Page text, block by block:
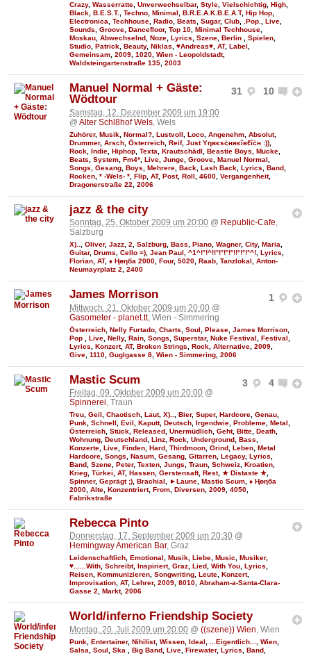
Crazy, Wasserratte, Unverwechselbar, Style, Vielschichtig, High,
Black, B.E.S.T., Techno, Minimal , B.R.E.A.K.B.E.A.T, Hip Hop,
Electronica, Techhouse, Radio, Beats, Sugar, Club, .Pop., Live,
Sounds, Groove, Dancefloor, Top 10, Minimal Techhouse,
Moskau, Abwechselnd, Noze, Lyrics, Szene, Berlin , Spielen,
Studio, Patrick, Beauty, Niklas, ♥Andreas♥, AT, Label ,
Gemeinsam, 2009, 1020, Wien - Leopoldstadt,
Waldsteingartenstraße 135, 2003
31 10
Manuel Normal + Gäste:
Wödtour
Samstag, 12. Dezember 2009 um 19:00
@ Alter Schl8hof Wels , Wels
Zuhörer, Musik Normal? Lustvoll Loco Angenehm Absolut,
Drummer, Arsch Österreich Reif, Just Υηвєѕċняєîвℓîċн :))
Rock Indie Hiphop Texta Krautschädl Beastie Boys Mucke
Beats
System Fm4* Live Junge Groove Manuel Normal
Songs
Gesang Boys Mehrere Back Lash Back Lyrics Band
Rocken * -Wels- * Flip AT, Post, Roll 4600 Vergangenheit,
Dragonerstraße 22
2006
jazz & the city
Sonntag, 25. Oktober 2009 um 20:00 @ Republic-Cafe,
Salzburg
X).. Oliver, Jazz 2 Salzburg Bass Piano Wagner, City, Maria
Guitar, Drums Cello =) Jean Paul ^1^!°!^!!°!°!°!°!!°!°!°^! Lyrics
Florian AT, ♦ Ңөηба 2000 Four, 5020 Raab Tanzlokal
Anton-
Neumayrplatz 2
2400
1
James Morrison
Mittwoch, 21. Oktober 2009 um 20:00 @
Gasometer - planet.tt, Wien - Simmering
Österreich Nelly Furtado Charts Soul Please James Morrison
Pop
Live Nelly, Rain Songs Superstar, Nuke Festival Festival
Lyrics
Konzert, AT, Broken Strings Rock Alternative 2009
Give 1110 Guglgasse 8 Wien - Simmering 2006
3 4
Mastic Scum
Freitag, 09. Oktober 2009 um 20:00 @
Spinnerei, Traun
Treu Geil Chaotisch Laut, X).. Bier, Super, Hardcore Genau
Punk Schnell Evil Kaputt, Deutsch Irgendwie Probleme Metal
Österreich Stück Released Unermüdlich Geht, Bitte Death
Wohnung Deutschland Linz Rock Underground Bass
Konzerte Live Finden Hard Thirdmoon Grind Leben Metal
Hardcore Songs Nasum Gesang Gitarren Legacy, Lyrics
Band Szene Peter, Texten Jungs Traun Schweiz Kroatien
Krieg Türkei AT, Hassen Gerstensaft, Rest, ★ Distaste ★
Spinner, Geprägt ;) Brachial ►Laune Mastic Scum ♦ Ңөηба
2000 Alte Konzentriert, From Diversen 2009 4050
Fabrikstraße
Rebecca Pinto
Donnerstag, 17. September 2009 um 20:30 @
Hemingway American Bar, Graz
Leidenschaftlich, Emotional, Musik, Liebe, Music, Musiker,
♥......With, Schreibt, Inspiriert, Graz, Lied, With You, Lyrics,
Reisen, Kommunizieren, Songwriting, Leute, Konzert,
Improvisation, AT, Lehrer, 2009, 8010, Abraham-a-Santa-Clara-
Gasse 2, Markt, 2006
World/inferno Friendship Society
Montag, 20. Juli 2009 um 20:00 @ ((szene)) Wien , Wien
Punk Entertainer, Nihilist, Wissen Ideal ...Eigentlich... Wien
Salsa
Soul Ska Big Band Live Firewater, Lyrics Band